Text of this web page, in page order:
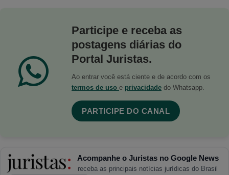
Participe e receba as
postagens diárias do
Portal Juristas.
Ao entrar você está ciente e de acordo com os
termos de uso e privacidade do Whatsapp.
PARTICIPE DO CANAL
Acompanhe o Juristas no Google News
receba as principais notícias jurídicas do Brasil